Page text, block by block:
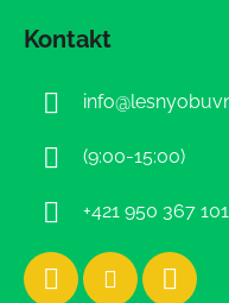
Kontakt
info@
(9:00-15:00)
+421 950 367 101